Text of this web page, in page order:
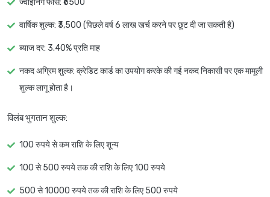
ज्वाइनिंग फीस: ₹6500
वार्षिक शुल्क: ₹3,500 (पिछले वर्ष 6 लाख खर्च करने पर छूट दी जा सकती है)
ब्याज दर: 3.40% प्रति माह
नकद अग्रिम शुल्क: क्रेडिट कार्ड का उपयोग करके की गई नकद निकासी पर एक मामूली
शुल्क लागू होता है।
विलंब भुगतान शुल्क:
100 रुपये से कम राशि के लिए शून्य
100 से 500 रुपये तक की राशि के लिए 100 रुपये
500 से 10000 रुपये तक की राशि के लिए 500 रुपये